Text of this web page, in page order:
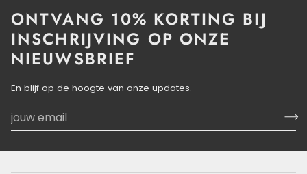
ONTVANG 10% KORTING BIJ
INSCHRIJVING OP ONZE
NIEUWSBRIEF
En blijf op de hoogte van onze updates.